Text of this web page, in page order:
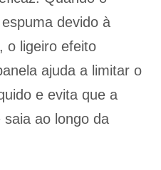
devido à
o ligeiro efeito
ajuda a limitar o
e evita que a
ao longo da